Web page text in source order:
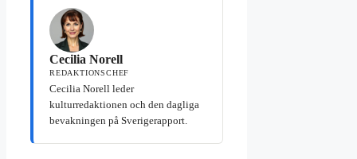
Cecilia Norell
REDAKTIONSCHEF
Cecilia Norell leder
kulturredaktionen och den dagliga
bevakningen på Sverigerapport.